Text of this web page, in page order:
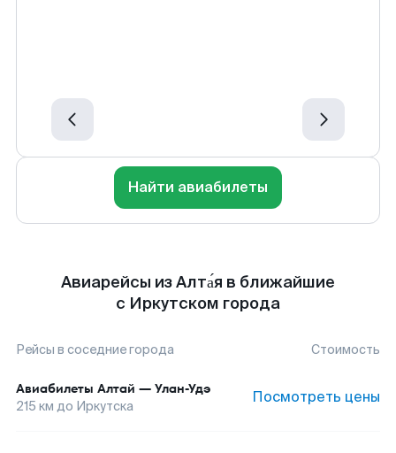
Найти авиабилеты
Авиарейсы из Алта́я в ближайшие
с Иркутском города
Рейсы в соседние города Стоимость
Авиабилеты Алтай — Улан-Удэ
215 км до Иркутска Посмотреть цены